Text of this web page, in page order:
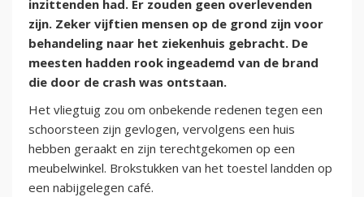
inzittenden had. Er zouden geen overlevenden
zijn. Zeker vijftien mensen op de grond zijn voor
behandeling naar het ziekenhuis gebracht. De
meesten hadden rook ingeademd van de brand
die door de crash was ontstaan.
Het vliegtuig zou om onbekende redenen tegen een
schoorsteen zijn gevlogen, vervolgens een huis
hebben geraakt en zijn terechtgekomen op een
meubelwinkel. Brokstukken van het toestel landden op
een nabijgelegen café.